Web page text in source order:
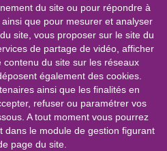
du site ou pour répondre à
que pour mesurer et analyser
site, vous proposer sur le site du
de partage de vidéo, afficher
du site sur les réseaux
également des cookies.
ainsi que les finalités en
refuser ou paramétrer vos
A tout moment vous pourrez
dans le module de gestion figurant
page du site.
&
gratuits